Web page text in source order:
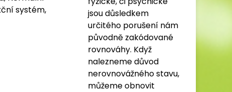
systém,
jsou důsledkem
určitého porušení nám
původně zakódované
rovnováhy. Když
nalezneme důvod
nerovnovážného stavu,
můžeme obnovit